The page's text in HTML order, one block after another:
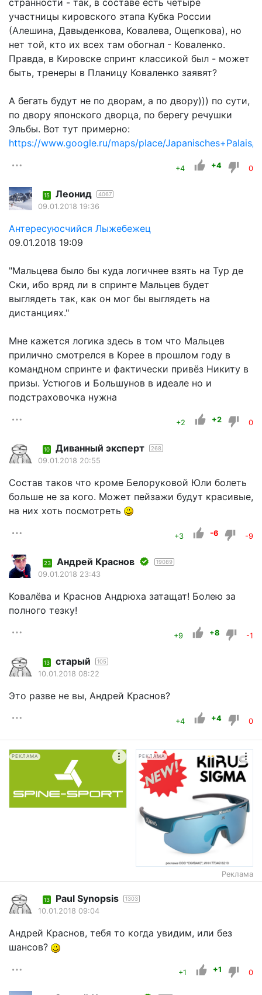
участницы кировского этапа Кубка России
(Алешина, Давыденкова, Ковалева, Ощепкова), но
нет той, кто их всех там обогнал - Коваленко.
Правда, в Кировске спринт классикой был - может
быть, тренеры в Планицу Коваленко заявят?
А бегать будут не по дворам, а по двору))) по сути,
по двору японского дворца, по берегу речушки
Эльбы. Вот тут примерно:
https://www.google.ru/maps/place/Japanisches+Palais/
+4 +4 0
15 Леонид 4067
09.01.2018 19:36
Aнтересуюсчийся Лыжебежeц
09.01.2018 19:09
"Мальцева было бы куда логичнее взять на Тур де
Ски, ибо вряд ли в спринте Мальцев будет
выглядеть так, как он мог бы выглядеть на
дистанциях."
Мне кажется логика здесь в том что Мальцев
прилично смотрелся в Корее в прошлом году в
командном спринте и фактически привёз Никиту в
призы. Устюгов и Большунов в идеале но и
подстраховочка нужна
+2 +2 0
10 Диванный эксперт 268
09.01.2018 20:55
Состав таков что кроме Белоруковой Юли болеть
больше не за кого. Может пейзажи будут красивые,
на них хоть посмотреть
+3 -6 -9
23 Андрей Краснов 19089
09.01.2018 23:43
Ковалёва и Краснов Андрюха затащат! Болею за
полного тезку!
+9 +8 -1
13 старый 105
10.01.2018 08:22
Это разве не вы, Андрей Краснов?
+4 +4 0
РЕКЛАМА РЕКЛАМА
Реклама
13 Paul Synopsis 1303
10.01.2018 09:04
Андрей Краснов, тебя то когда увидим, или без
шансов?
+1 +1 0